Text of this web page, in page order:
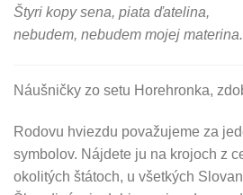
Štyri kopy sena, piata ďatelina,
nebudem, nebudem mojej materina.
Náušničky zo setu Horehronka,
Rodovu hviezdu považujeme za
symbolov. Nájdete ju na krojoch z
okolitých štátoch, u všetkých